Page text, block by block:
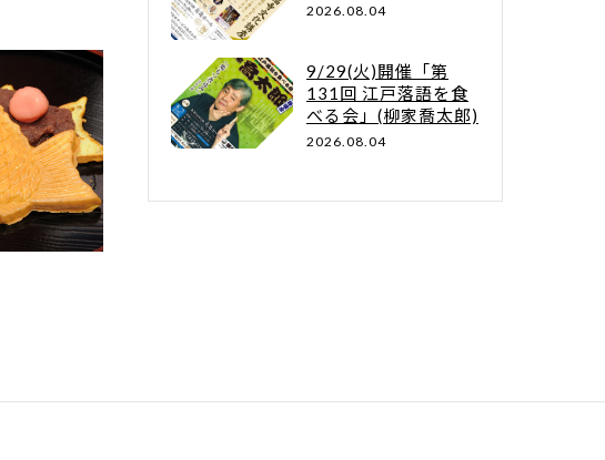
2026.08.04
9/29(火)開催「第
131回 江戸落語を食
べる会」(柳家喬太郎)
2026.08.04